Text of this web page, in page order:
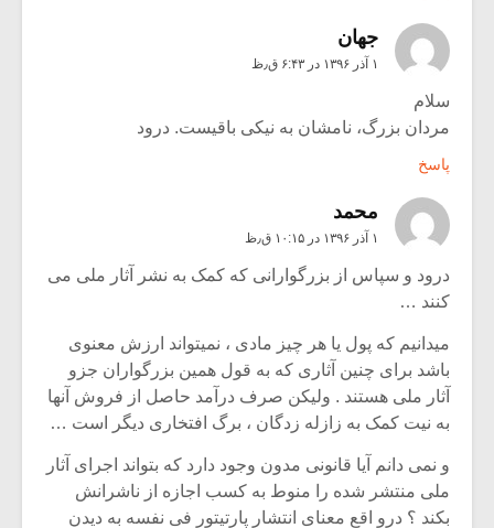
جهان
۱ آذر ۱۳۹۶ در ۶:۴۳ ق٫ظ
سلام
مردان بزرگ، نامشان به نیکی باقیست. درود
پاسخ
محمد
۱ آذر ۱۳۹۶ در ۱۰:۱۵ ق٫ظ
درود و سپاس از بزرگوارانی که کمک به نشر آثار ملی می
کنند …
میدانیم که پول یا هر چیز مادی ، نمیتواند ارزش معنوی
باشد برای چنین آثاری که به قول همین بزرگواران جزو
آثار ملی هستند . ولیکن صرف درآمد حاصل از فروش‌ آنها
به نیت کمک به زازله زدگان ، برگ افتخاری دیگر است …
و نمی دانم آیا قانونی مدون وجود دارد که بتواند اجرای آثار
ملی منتشر شده را منوط به کسب اجازه از ناشرانش
بکند ؟ درو اقع معنای انتشار پارتیتور فی نفسه به دیدن